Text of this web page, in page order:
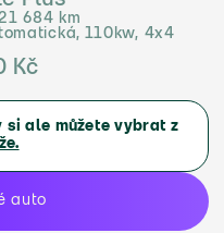
684 km
110kw, 4x4
Kč
ale můžete vybrat z
auto